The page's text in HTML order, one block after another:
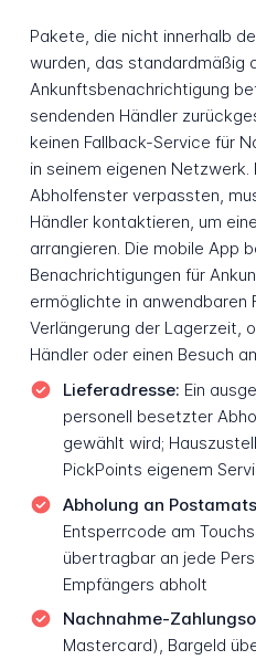
Pakete, die nicht innerhalb
wurden, das standardmäßig
Ankunftsbenachrichtigung
sendenden Händler
keinen Fallback-Service für
in seinem eigenen Netzwerk.
Abholfenster verpassten,
Händler kontaktieren, um
arrangieren. Die mobile App
Benachrichtigungen für
ermöglichte in anwendbaren
Verlängerung der Lagerzeit,
Händler oder einen Besuch
Lieferadresse: Ein
personell besetzter
gewählt wird;
PickPoints eigenem
Abholung an
Entsperrcode am
übertragbar an jede
Empfängers abholt
Nachnahme-
Mastercard), Bargeld